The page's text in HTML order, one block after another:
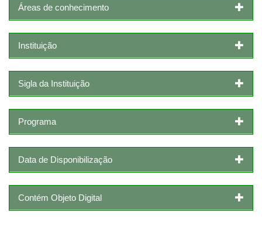
Áreas de conhecimento
Instituição
Sigla da Instituição
Programa
Data de Disponibilização
Contém Objeto Digital